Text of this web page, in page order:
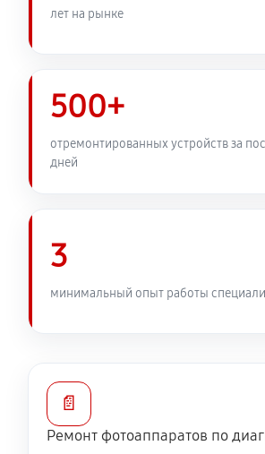
2570 руб
Замена задней панели
Замена диска управления
Юстировка фотоаппарата Canon
лет на рынке
500+
отремонтированных устройств за
дней
3
минимальный опыт работы
📄
Ремонт фотоаппаратов по